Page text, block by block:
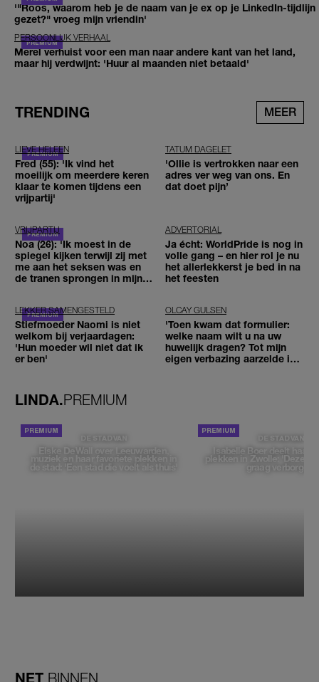
'"Roos, waarom heb je de naam van je ex op je LinkedIn-tijdlijn
gezet?" vroeg mijn vriendin'
PERSOONLIJK VERHAAL
Merel verhuist voor een man naar andere kant van het land,
maar hij verdwijnt: 'Huur al maanden niet betaald'
TRENDING MEER
LIEVE HELEEN
Fred (55): 'Ik vind het
moeilijk om meerdere keren
klaar te komen tijdens een
vrijpartij'
TATUM DAGELET
'Ollie is vertrokken naar een
adres ver weg van ons. En
dat doet pijn’
VRIJPARTIJ
Noa (26): 'Ik moest in de
spiegel kijken terwijl zij met
me aan het seksen was en
de tranen sprongen in mijn
ADVERTORIAL
Ja écht: WorldPride is nog in
volle gang – en hier rol je nu
het allerlekkerst je bed in na
het feesten
LEKKER SAMENGESTELD
Stiefmoeder Naomi is niet
welkom bij verjaardagen:
'Hun moeder wil niet dat ik
er ben'
OLCAY GULSEN
'Toen kwam dat formulier:
welke naam wilt u na uw
huwelijk dragen? Tot mijn
eigen verbazing aarzelde ik
LINDA.PREMIUM
DE STAD VAN
Elske DeWall over Leeuwarden,
muziek en haar favoriete plekken in
de stad: 'Een stad die voelt als thuis'
DE STAD VAN
Isabelle Boer deelt haar
plekken in Zwolle: 'Deze
graag verborgen'
NET BINNEN